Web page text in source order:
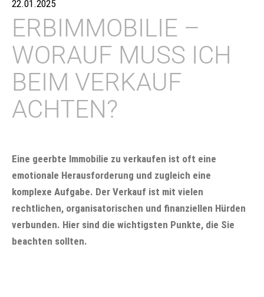
22.01.2025
ERBIMMOBILIE –
WORAUF MUSS ICH
BEIM VERKAUF
ACHTEN?
Eine geerbte Immobilie zu verkaufen ist oft eine
emotionale Herausforderung und zugleich eine
komplexe Aufgabe. Der Verkauf ist mit vielen
rechtlichen, organisatorischen und finanziellen Hürden
verbunden. Hier sind die wichtigsten Punkte, die Sie
beachten sollten.